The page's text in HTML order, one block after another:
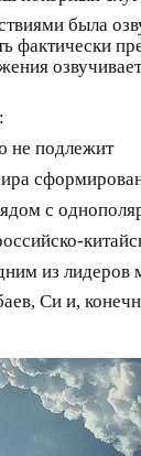
была
фактически
не подлежит
с
из
Си и,